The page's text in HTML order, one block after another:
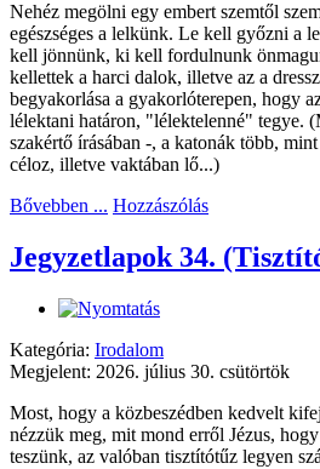
Nehéz megölni egy embert szemtől
egészséges a lelkünk. Le kell győzni a
kell jönnünk, ki kell fordulnunk
kellettek a harci dalok, illetve az a
begyakorlása a gyakorlóterepen, hogy
lélektani határon, "lélektelenné" tegye.
szakértő írásában -, a katonák több,
céloz, illetve vaktában lő...)
Bővebben ... Hozzászólás
Jegyzetlapok 34.
Kategória: Irodalom
Megjelent: 2026. július 30. csütörtök
Most, hogy a közbeszédben kedvelt
nézzük meg, mit mond erről Jézus,
teszünk, az valóban tisztítótűz legyen